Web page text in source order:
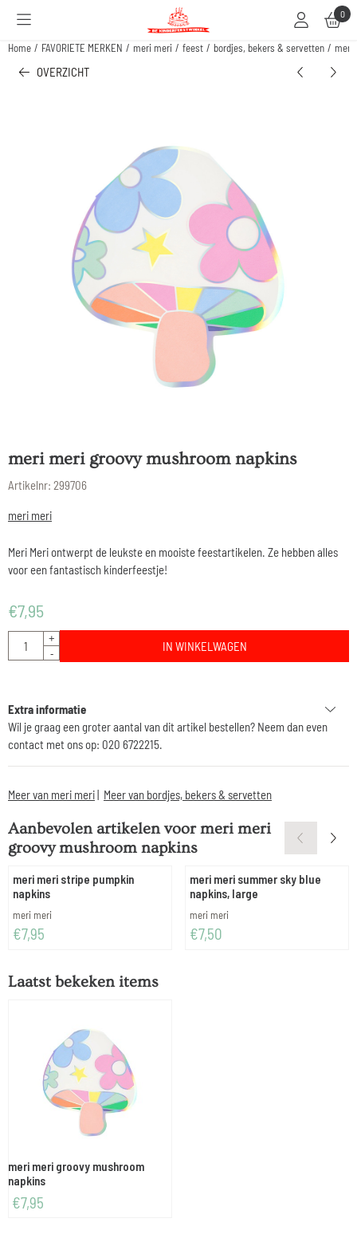
Cookievoorkeuren zijn beschikbaar. Kies instellingen of sta alle cookies toe.0
Home / FAVORIETE MERKEN / meri meri / feest / bordjes, bekers & servetten / meri
OVERZICHT
meri meri groovy mushroom napkins
Artikelnr: 299706
meri meri
Meri Meri ontwerpt de leukste en mooiste feestartikelen. Ze hebben alles
voor een fantastisch kinderfeestje!
€7,95
Aantal
+
-
IN WINKELWAGEN
Extra informatie
Wil je graag een groter aantal van dit artikel bestellen? Neem dan even
contact met ons op: 020 6722215.
Meer van meri meri| Meer van bordjes, bekers & servetten
Aanbevolen artikelen voormeri meri
groovy mushroom napkins
meri meri stripe pumpkin
napkins
Merk:
meri meri
Prijs: 7,95
€7,95
meri meri summer sky blue
napkins, large
Merk:
meri meri
Prijs: 7,50
€7,50
Laatst bekeken items
meri meri groovy mushroom
napkins
€7,95